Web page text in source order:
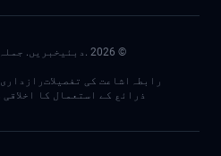
©
2026 .دبئیخبریں.
رابطہ اشاعت کی تفصیلات
ذرائع کے استعمال کا اخلاقی